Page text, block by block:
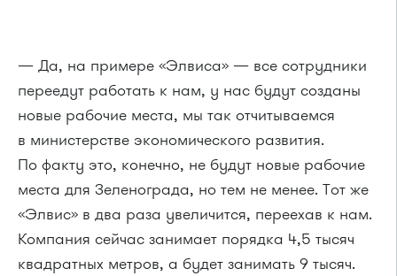
— Да, на примере «Элвиса» — все сотрудники
переедут работать к нам, у нас будут созданы
новые рабочие места, мы так отчитываемся
в министерстве экономического развития.
По факту это, конечно, не будут новые рабочие
места для Зеленограда, но тем не менее. Тот же
«Элвис» в два раза увеличится, переехав к нам.
Компания сейчас занимает порядка 4,5 тысяч
квадратных метров, а будет занимать 9 тысяч.